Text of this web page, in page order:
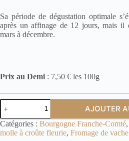
Sa période de dégustation optimale
après un affinage de 12 jours, mais il
mars à décembre.
Prix au Demi : 7,50 € les 100g
quantité
de
Crémeux
de
Bourgogne
AJOUTER
Catégories : Bourgogne Franche-Comté,
molle à croûte fleurie, Fromage de vache